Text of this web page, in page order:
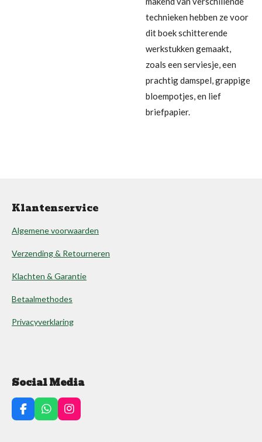
technieken hebben ze voor
dit boek schitterende
werkstukken gemaakt,
zoals een serviesje, een
prachtig damspel, grappige
bloempotjes, en lief
briefpapier.
Klantenservice
Algemene voorwaarden
Verzending & Retourneren
Klachten & Garantie
Betaalmethodes
Privacyverklaring
Social Media
F
a
W
h
I
n